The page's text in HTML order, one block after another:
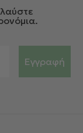
Εγγραφή